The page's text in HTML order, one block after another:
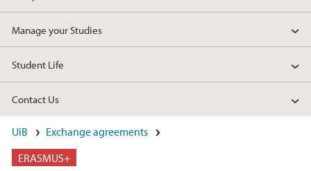
Manage your Studies
Student Life
Contact Us
UiB
Exchange agreements
ERASMUS+